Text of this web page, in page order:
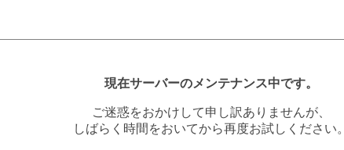
現在サーバーのメンテナンス中です。
ご迷惑をおかけして申し訳ありませんが、
しばらく時間をおいてから再度お試しください。